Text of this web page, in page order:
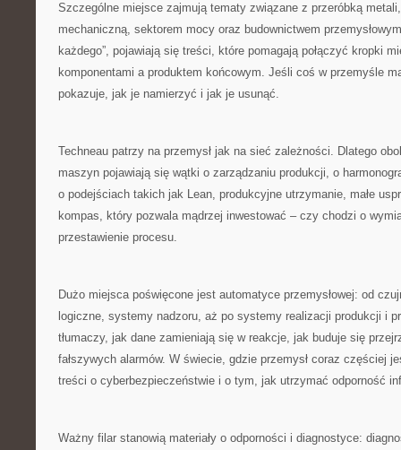
Szczególne miejsce zajmują tematy związane z przeróbką
mechaniczną, sektorem mocy oraz budownictwem
każdego”, pojawiają się treści, które pomagają połączyć kropki
komponentami a produktem końcowym. Jeśli coś w przemyśle
pokazuje, jak je namierzyć i jak je usunąć.
Techneau patrzy na przemysł jak na sieć zależności. Dlatego
maszyn pojawiają się wątki o zarządzaniu produkcji, o
o podejściach takich jak Lean, produkcyjne utrzymanie, małe
kompas, który pozwala mądrzej inwestować – czy chodzi o
przestawienie procesu.
Dużo miejsca poświęcone jest automatyce przemysłowej: od
logiczne, systemy nadzoru, aż po systemy realizacji produkcji i
tłumaczy, jak dane zamieniają się w reakcje, jak buduje się
fałszywych alarmów. W świecie, gdzie przemysł coraz częściej
treści o cyberbezpieczeństwie i o tym, jak utrzymać odporność
Ważny filar stanowią materiały o odporności i diagnostyce: